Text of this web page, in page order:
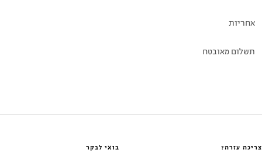
אחריות
תשלום מאובטח
צריכה עזרה? בואי לבקר